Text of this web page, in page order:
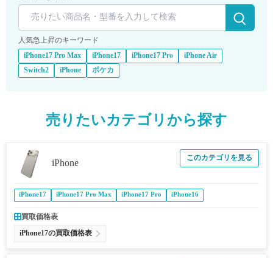
人気急上昇のキーワード
iPhone17 Pro Max
iPhone17 iPhone17 Pro
iPhone Air
Switch2
iPhone ポケカ
売りたいカテゴリから探す
iPhone
このカテゴリを見る
iPhone17 iPhone17 Pro Max iPhone17 Pro iPhone16
買取価格表
iPhone17の買取価格表